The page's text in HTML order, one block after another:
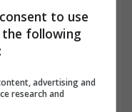
così ruoli di
livello nazionale
operations,
to use
following
advertising and
research and